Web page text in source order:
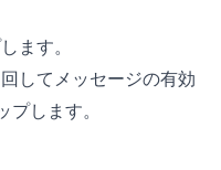
ます。
してメッセージの有効
します。